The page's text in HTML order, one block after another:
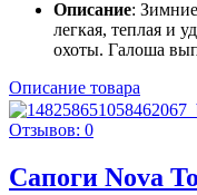
Описание:
легкая, теплая и
охоты. Галоша
Описание товара
Отзывов: 0
Сапоги Nova